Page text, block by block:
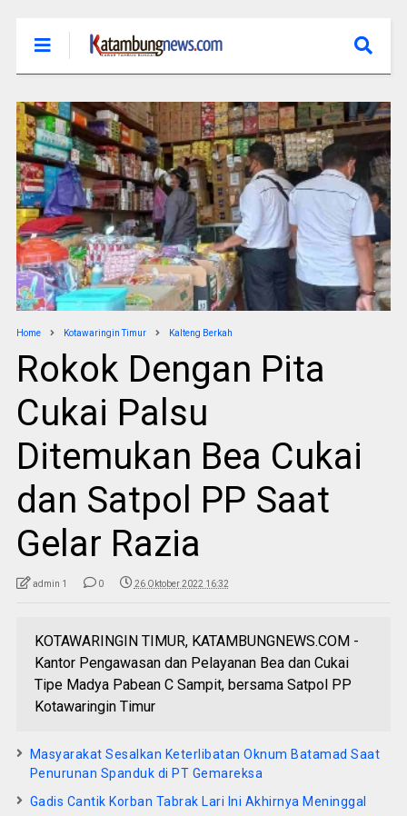
Home Kotawaringin Timur Kalteng Berkah
Rokok Dengan Pita
Cukai Palsu
Ditemukan Bea Cukai
dan Satpol PP Saat
Gelar Razia
admin 1 0 26 Oktober 2022 16:32
KOTAWARINGIN TIMUR, KATAMBUNGNEWS.COM -
Kantor Pengawasan dan Pelayanan Bea dan Cukai
Tipe Madya Pabean C Sampit, bersama Satpol PP
Kotawaringin Timur
Masyarakat Sesalkan Keterlibatan Oknum Batamad Saat
Penurunan Spanduk di PT Gemareksa
Gadis Cantik Korban Tabrak Lari Ini Akhirnya Meninggal